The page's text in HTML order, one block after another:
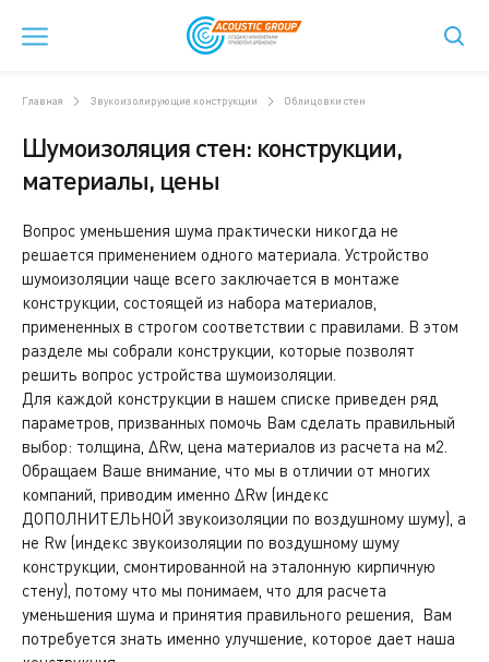
Главная Звукоизолирующие конструкции Облицовки стен
Шумоизоляция стен: конструкции,
материалы, цены
Вопрос уменьшения шума практически никогда не
решается применением одного материала. Устройство
шумоизоляции чаще всего заключается в монтаже
конструкции, состоящей из набора материалов,
примененных в строгом соответствии с правилами. В этом
разделе мы собрали конструкции, которые позволят
решить вопрос устройства шумоизоляции.
Для каждой конструкции в нашем списке приведен ряд
параметров, призванных помочь Вам сделать правильный
выбор: толщина, ΔRw, цена материалов из расчета на м2.
Обращаем Ваше внимание, что мы в отличии от многих
компаний, приводим именно ΔRw (индекс
ДОПОЛНИТЕЛЬНОЙ звукоизоляции по воздушному шуму), а
не Rw (индекс звукоизоляции по воздушному шуму
конструкции, смонтированной на эталонную кирпичную
стену), потому что мы понимаем, что для расчета
уменьшения шума и принятия правильного решения, Вам
потребуется знать именно улучшение, которое дает наша